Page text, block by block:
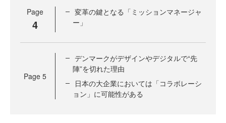
Page
4
変革の鍵となる「ミッションマネージャ
ー」
Page 5
デンマークがデザインやデジタルで“先
陣”を切れた理由
日本の大企業においては「コラボレーシ
ョン」に可能性がある